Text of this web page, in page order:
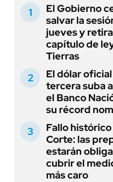
El Gobierno
salvar la
jueves y
capítulo de
Tierras
El dólar
tercera suba
el Banco
su récord
Fallo histórico
Corte: las
estarán
cubrir el
más caro